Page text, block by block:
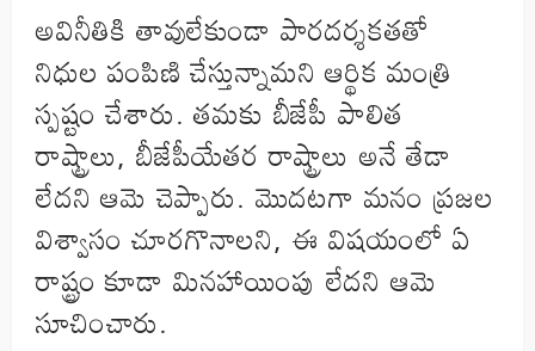
అవినీతికి తావులేకుండా పారదర్శకతతో
నిధుల పంపిణి చేస్తున్నామని ఆర్థిక మంత్రి
స్పష్టం చేశారు. తమకు బీజేపీ పాలిత
రాష్ట్రాలు, బీజేపీయేతర రాష్ట్రాలు అనే తేడా
లేదని ఆమె చెప్పారు. మొదటగా మనం ప్రజల
విశ్వాసం చూరగొనాలని, ఈ విషయంలో ఏ
రాష్ట్రం కూడా మినహాయింపు లేదని ఆమె
సూచించారు.